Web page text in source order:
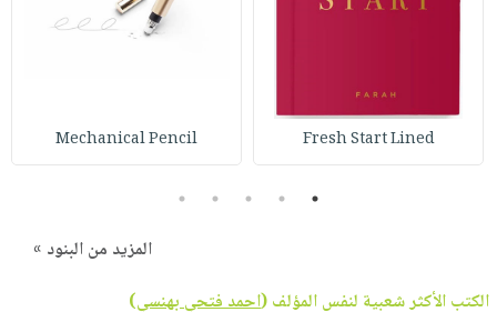
Fresh Start Lined
Mechanical Pencil
1
2
3
4
5
المزيد من البنود »
الكتب الأكثر شعبية لنفس المؤلف (احمد فتحي بهنسي)